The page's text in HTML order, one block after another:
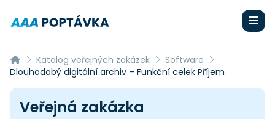
Katalog veřejných zakázek
Software
Dlouhodobý digitální archiv – Funkční celek Příjem
Veřejná zakázka